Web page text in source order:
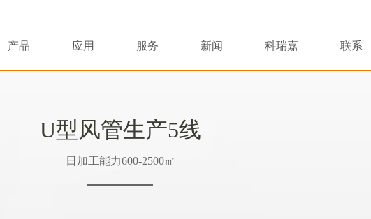
产品 应用 服务 新闻 科瑞嘉 联系
U型风管生产5线
日加工能力600-2500㎡